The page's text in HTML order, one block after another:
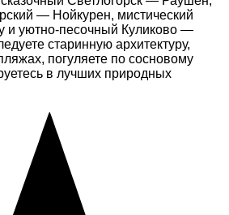
— Нойкурен, мистический
и уютно-песочный Куликово —
старинную архитектуру,
погуляете по сосновому
в лучших природных